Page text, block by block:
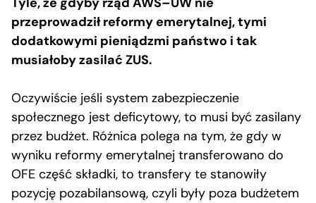
przeprowadził reformy emerytalnej, tymi
dodatkowymi pieniądzmi państwo i tak
musiałoby zasilać ZUS.
Oczywiście jeśli system zabezpieczenie
społecznego jest deficytowy, to musi być zasilany
przez budżet. Różnica polega na tym, że gdy w
wyniku reformy emerytalnej transferowano do
OFE część składki, to transfery te stanowiły
pozycję pozabilansową, czyli były poza budżetem